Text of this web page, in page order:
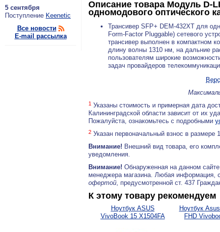
5 сентября
По­ступ­ле­ние Keenetic
Все новости
E-mail рассылка
Описание товара Модуль D-
одномодового оптического
Трансивер SFP+ DEM-432XT для
Form-Factor Pluggable) сетевого
трансивер выполнен в компактном
длину волны 1310 нм, на дальние
пользователям широкие
задач провайдеров
1 Указаны стоимость и примерная дата
Калининградской области зависит от их
Пожалуйста, ознакомьтесь с подробными
2 Указан первоначальный взнос в
Внимание! Внешний вид товара, его
уведомления.
Внимание! Обнаруженная на данном
менеджера магазина. Любая информация,
офертой, предусмотренной ст. 437
К этому товару рекомендуем
Ноутбук ASUS
VivoBook 15 X1504FA
Ноутбук
FHD